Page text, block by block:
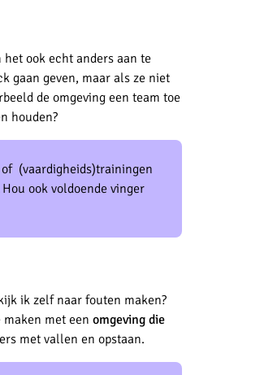
ook echt anders aan te
gaan geven, maar als ze niet
de omgeving een team toe
houden?
(vaardigheids)trainingen
ook voldoende vinger
ik zelf naar fouten maken?
met een omgeving die
met vallen en opstaan.